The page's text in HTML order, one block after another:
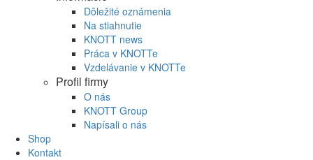
Dôležité oznámenia
Na stiahnutie
KNOTT news
Práca v KNOTTe
Vzdelávanie v KNOTTe
Profil firmy
O nás
KNOTT Group
Napísali o nás
Shop
Kontakt